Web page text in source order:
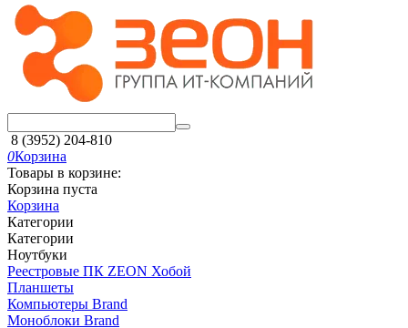
8 (3952) 204-810
0Корзина
Товары в корзине:
Корзина пуста
Корзина
Категории
Категории
Ноутбуки
Реестровые ПК ZEON Хобой
Планшеты
Компьютеры Brand
Моноблоки Brand